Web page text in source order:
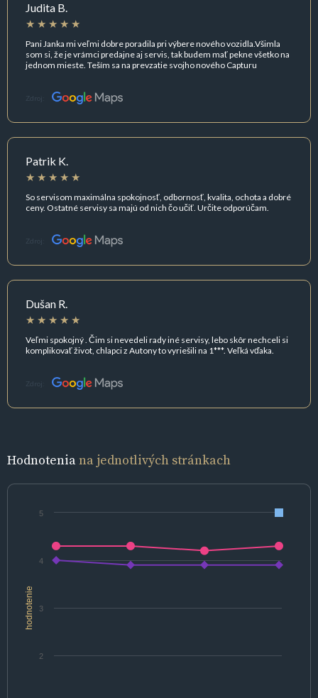
Judita B.
Pani Janka mi veľmi dobre poradila pri výbere nového vozidla.Všimla
som si, že je vrámci predajne aj servis, tak budem mať pekne všetko na
jednom mieste. Teším sa na prevzatie svojho nového Capturu
Zdroj:
Patrik K.
So servisom maximálna spokojnosť, odbornosť, kvalita, ochota a dobré
ceny. Ostatné servisy sa majú od nich čo učiť. Určite odporúčam.
Zdroj:
Dušan R.
Veľmi spokojný . Čim si nevedeli rady iné servisy, lebo skôr nechceli si
komplikovať život, chlapci z Autony to vyriešili na 1***. Veľká vďaka.
Zdroj:
Hodnoteniana jednotlivých stránkach
hodnotenie
2
3
4
5